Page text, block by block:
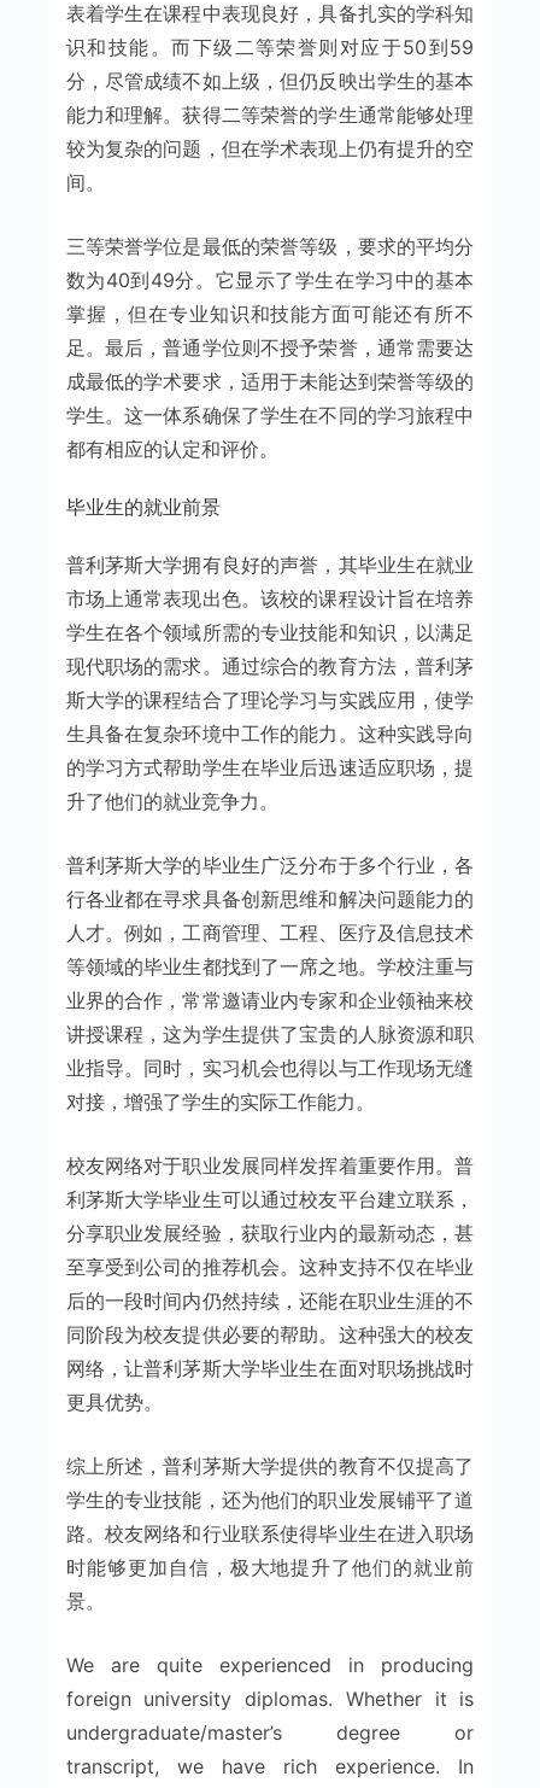
表着学生在课程中表现良好，具备扎实的学科知
识和技能。而下级二等荣誉则对应于50到59
分，尽管成绩不如上级，但仍反映出学生的基本
能力和理解。获得二等荣誉的学生通常能够处理
较为复杂的问题，但在学术表现上仍有提升的空
间。
三等荣誉学位是最低的荣誉等级，要求的平均分
数为40到49分。它显示了学生在学习中的基本
掌握，但在专业知识和技能方面可能还有所不
足。最后，普通学位则不授予荣誉，通常需要达
成最低的学术要求，适用于未能达到荣誉等级的
学生。这一体系确保了学生在不同的学习旅程中
都有相应的认定和评价。
毕业生的就业前景
普利茅斯大学拥有良好的声誉，其毕业生在就业
市场上通常表现出色。该校的课程设计旨在培养
学生在各个领域所需的专业技能和知识，以满足
现代职场的需求。通过综合的教育方法，普利茅
斯大学的课程结合了理论学习与实践应用，使学
生具备在复杂环境中工作的能力。这种实践导向
的学习方式帮助学生在毕业后迅速适应职场，提
升了他们的就业竞争力。
普利茅斯大学的毕业生广泛分布于多个行业，各
行各业都在寻求具备创新思维和解决问题能力的
人才。例如，工商管理、工程、医疗及信息技术
等领域的毕业生都找到了一席之地。学校注重与
业界的合作，常常邀请业内专家和企业领袖来校
讲授课程，这为学生提供了宝贵的人脉资源和职
业指导。同时，实习机会也得以与工作现场无缝
对接，增强了学生的实际工作能力。
校友网络对于职业发展同样发挥着重要作用。普
利茅斯大学毕业生可以通过校友平台建立联系，
分享职业发展经验，获取行业内的最新动态，甚
至享受到公司的推荐机会。这种支持不仅在毕业
后的一段时间内仍然持续，还能在职业生涯的不
同阶段为校友提供必要的帮助。这种强大的校友
网络，让普利茅斯大学毕业生在面对职场挑战时
更具优势。
综上所述，普利茅斯大学提供的教育不仅提高了
学生的专业技能，还为他们的职业发展铺平了道
路。校友网络和行业联系使得毕业生在进入职场
时能够更加自信，极大地提升了他们的就业前
景。
We are quite experienced in producing
foreign university diplomas. Whether it is
undergraduate/master’s degree or
transcript, we have rich experience. In